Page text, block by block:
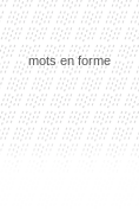
mots en forme